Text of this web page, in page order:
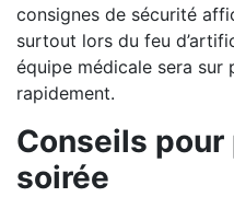
consignes de sécurité
surtout lors du feu
équipe médicale sera sur
rapidement.
Conseils
soirée